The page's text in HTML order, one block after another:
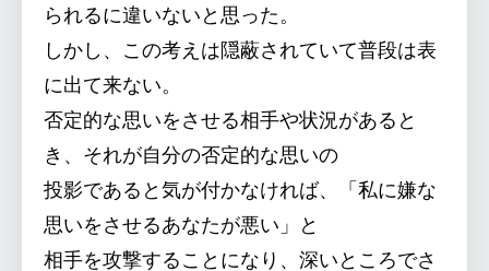
られるに違いないと思った。
しかし、この考えは隠蔽されていて普段は表
に出て来ない。
否定的な思いをさせる相手や状況があると
き、それが自分の否定的な思いの
投影であると気が付かなければ、「私に嫌な
思いをさせるあなたが悪い」と
相手を攻撃することになり、深いところでさ